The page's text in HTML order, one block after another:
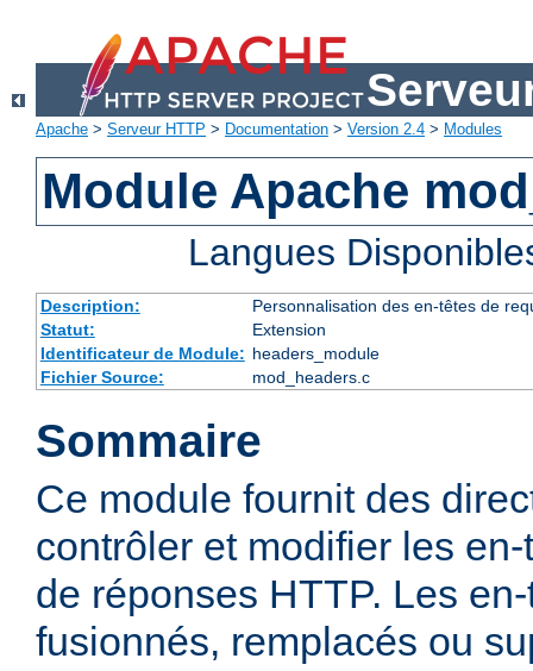
Apache > Serveur HTTP > Documentation > Version 2.4 > Modules
Module Apache
Langues
Description:
Personnalisation des en-têtes de
Statut:
Extension
Identificateur de Module: headers_module
Fichier Source:
mod_headers.c
Sommaire
Ce module fournit des
contrôler et modifier les
de réponses HTTP. Les
fusionnés, remplacés ou